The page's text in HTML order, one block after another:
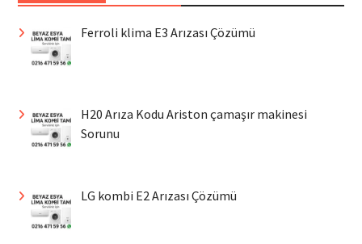
Ferroli klima E3 Arızası Çözümü
H20 Arıza Kodu Ariston çamaşır makinesi
Sorunu
LG kombi E2 Arızası Çözümü